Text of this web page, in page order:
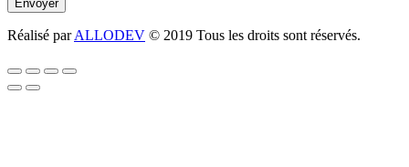
Réalisé parALLODEV © 2019 Tous les droits sont réservés.